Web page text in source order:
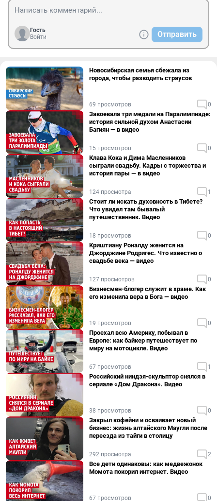
Гость
Войти
Отправить
Новосибирская семья сбежала из
города, чтобы разводить страусов
69 просмотров 0
Завоевала три медали на Паралимпиаде:
история сильной духом Анастасии
Багиян — в видео
15 просмотров 0
Клава Кока и Дима Масленников
сыграли свадьбу. Кадры с торжества и
история пары — в видео
124 просмотра 1
Стоит ли искать духовность в Тибете?
Что увидел там бывалый
путешественник. Видео
18 просмотров 0
Криштиану Роналду женится на
Джорджине Родригес. Что известно о
свадьбе века — видео
127 просмотров 0
Бизнесмен-блогер служит в храме. Как
его изменила вера в Бога — видео
19 просмотров 0
Проехал всю Америку, побывал в
Европе: как байкер путешествует по
миру на мотоцикле. Видео
67 просмотров 1
Российский ниндзя-скульптор снялся в
сериале «Дом Дракона». Видео
38 просмотров 0
Закрыл кофейни и осваивает новый
бизнес: жизнь алтайского Маугли после
переезда из тайги в столицу
292 просмотра 2
Все дети одинаковы: как медвежонок
Момота покорил интернет. Видео
67 просмотров 0